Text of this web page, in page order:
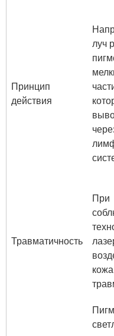
Принцип
действия
луч
Травматичность
При